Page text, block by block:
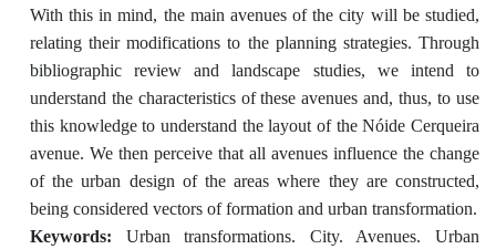
With this in mind, the main avenues of the city will be studied,
relating their modifications to the planning strategies. Through
bibliographic review and landscape studies, we intend to
understand the characteristics of these avenues and, thus, to use
this knowledge to understand the layout of the Nóide Cerqueira
avenue. We then perceive that all avenues influence the change
of the urban design of the areas where they are constructed,
being considered vectors of formation and urban transformation.
Keywords: Urban transformations. City. Avenues. Urban